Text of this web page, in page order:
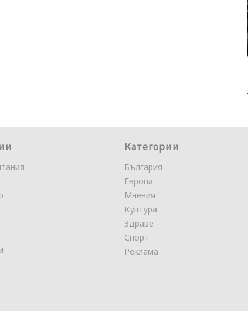
Категории
България
Европа
Мнения
Култура
Здраве
Спорт
Реклама